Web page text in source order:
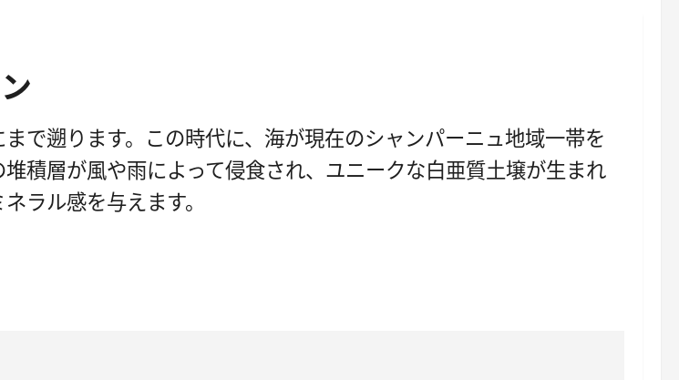
で遡ります。この時代に、海が現在のシャンパーニュ地域一帯を
積層が風や雨によって侵食され、ユニークな白亜質土壌が生まれ
ラル感を与えます。